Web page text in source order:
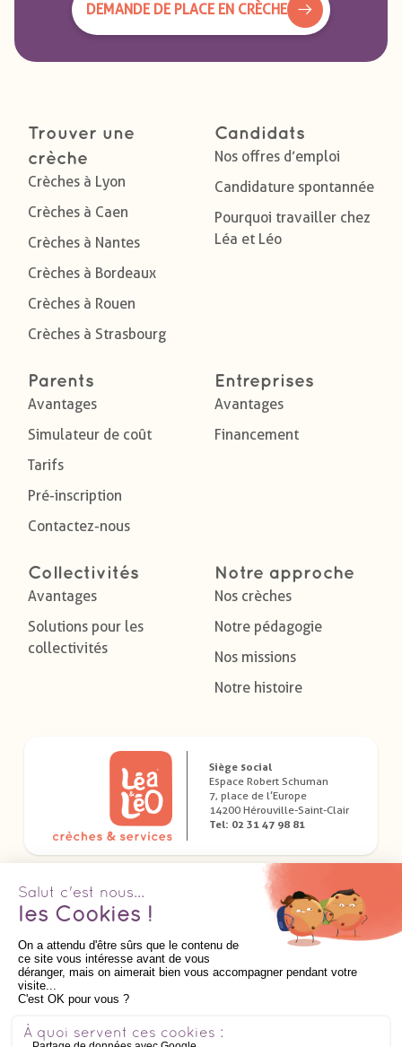
DEMANDE DE PLACE EN CRÈCHE
Trouver une
crèche
Crèches à Lyon
Crèches à Caen
Crèches à Nantes
Crèches à Bordeaux
Crèches à Rouen
Crèches à Strasbourg
Candidats
Nos offres d’emploi
Candidature spontannée
Pourquoi travailler chez
Léa et Léo
Parents
Avantages
Simulateur de coût
Tarifs
Pré-inscription
Contactez-nous
Entreprises
Avantages
Financement
Collectivités
Avantages
Solutions pour les
collectivités
Notre approche
Nos crèches
Notre pédagogie
Nos missions
Notre histoire
Siège social
Espace Robert Schuman
7, place de l’Europe
14200 Hérouville-Saint-Clair
Tel: 02 31 47 98 81
Télécharger nos applications dédiées